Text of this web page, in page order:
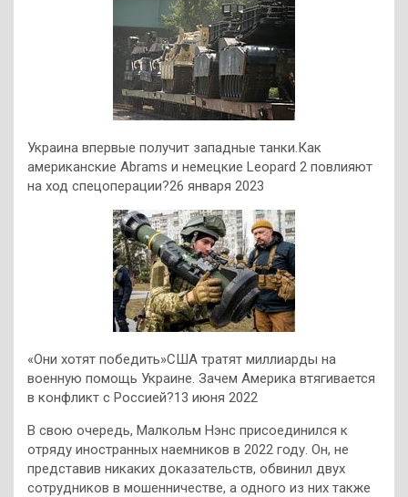
Украина впервые получит западные танки.Как
американские Abrams и немецкие Leopard 2 повлияют
на ход спецоперации?26 января 2023
«Они хотят победить»США тратят миллиарды на
военную помощь Украине. Зачем Америка втягивается
в конфликт с Россией?13 июня 2022
В свою очередь, Малкольм Нэнс присоединился к
отряду иностранных наемников в 2022 году. Он, не
представив никаких доказательств, обвинил двух
сотрудников в мошенничестве, а одного из них также